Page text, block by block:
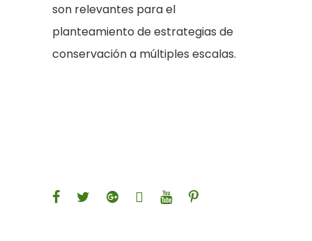
son relevantes para el
planteamiento de estrategias de
conservación a múltiples escalas.